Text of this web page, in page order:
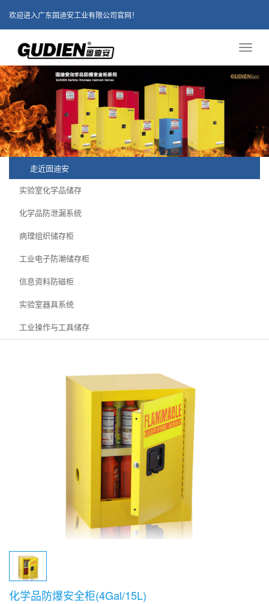
欢迎进入广东固迪安工业有限公司官网！
走近固迪安
实验室化学品储存
化学品防泄漏系统
病理组织储存柜
工业电子防潮储存柜
信息资料防磁柜
实验室器具系统
工业操作与工具储存
化学品防爆安全柜(4Gal/15L)